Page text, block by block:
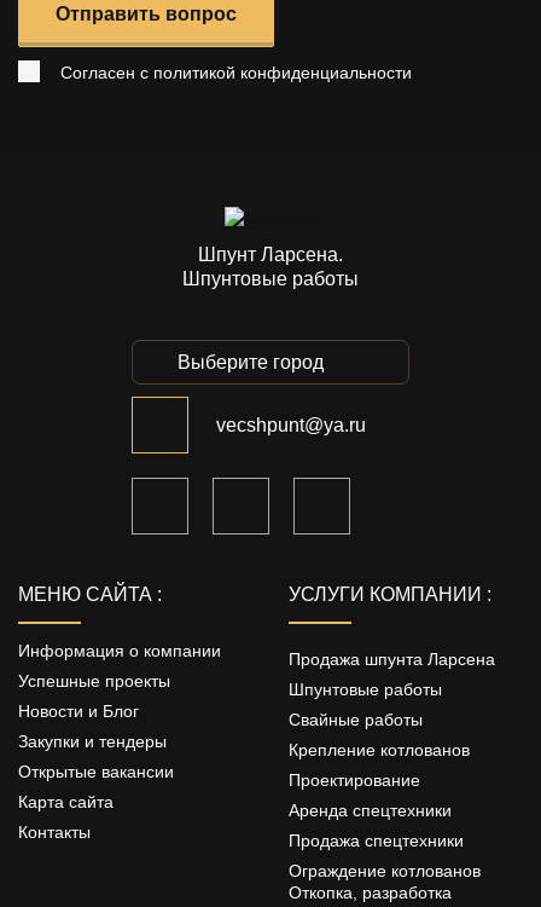
Отправить вопрос
Согласен с политикой конфиденциальности
Шпунт Ларсена.
Шпунтовые работы
Выберите город
vecshpunt@ya.ru
МЕНЮ САЙТА :
Информация о компании
Успешные проекты
Новости и Блог
Закупки и тендеры
Открытые вакансии
Карта сайта
Контакты
УСЛУГИ КОМПАНИИ :
Продажа шпунта Ларсена
Шпунтовые работы
Свайные работы
Крепление котлованов
Проектирование
Аренда спецтехники
Продажа спецтехники
Ограждение котлованов
Откопка, разработка